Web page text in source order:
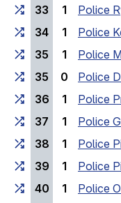
33
1
Police
34
1
Police
35
1
Police
35
0
Police
36
1
Police
37
1
Police
38
1
Police
39
1
Police
40
1
Police